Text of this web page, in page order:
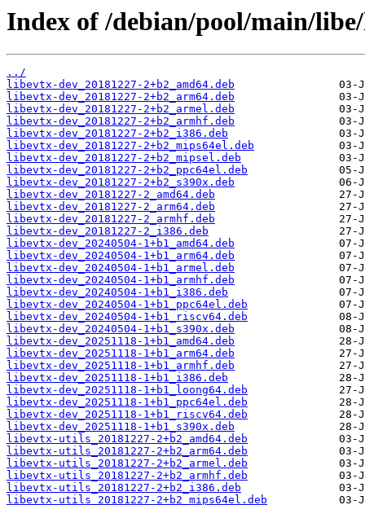
Index of /debian/pool/main/
../
libevtx-dev_20181227-2+b2_amd64.deb
libevtx-dev_20181227-2+b2_arm64.deb
libevtx-dev_20181227-2+b2_armel.deb
libevtx-dev_20181227-2+b2_armhf.deb
libevtx-dev_20181227-2+b2_i386.deb
libevtx-dev_20181227-2+b2_mips64el.deb
libevtx-dev_20181227-2+b2_mipsel.deb
libevtx-dev_20181227-2+b2_ppc64el.deb
libevtx-dev_20181227-2+b2_s390x.deb
libevtx-dev_20181227-2_amd64.deb
libevtx-dev_20181227-2_arm64.deb
libevtx-dev_20181227-2_armhf.deb
libevtx-dev_20181227-2_i386.deb
libevtx-dev_20240504-1+b1_amd64.deb
libevtx-dev_20240504-1+b1_arm64.deb
libevtx-dev_20240504-1+b1_armel.deb
libevtx-dev_20240504-1+b1_armhf.deb
libevtx-dev_20240504-1+b1_i386.deb
libevtx-dev_20240504-1+b1_ppc64el.deb
libevtx-dev_20240504-1+b1_riscv64.deb
libevtx-dev_20240504-1+b1_s390x.deb
libevtx-dev_20251118-1+b1_amd64.deb
libevtx-dev_20251118-1+b1_arm64.deb
libevtx-dev_20251118-1+b1_armhf.deb
libevtx-dev_20251118-1+b1_i386.deb
libevtx-dev_20251118-1+b1_loong64.deb
libevtx-dev_20251118-1+b1_ppc64el.deb
libevtx-dev_20251118-1+b1_riscv64.deb
libevtx-dev_20251118-1+b1_s390x.deb
libevtx-utils_20181227-2+b2_amd64.deb
libevtx-utils_20181227-2+b2_arm64.deb
libevtx-utils_20181227-2+b2_armel.deb
libevtx-utils_20181227-2+b2_armhf.deb
libevtx-utils_20181227-2+b2_i386.deb
libevtx-utils_20181227-2+b2_mips64el.deb